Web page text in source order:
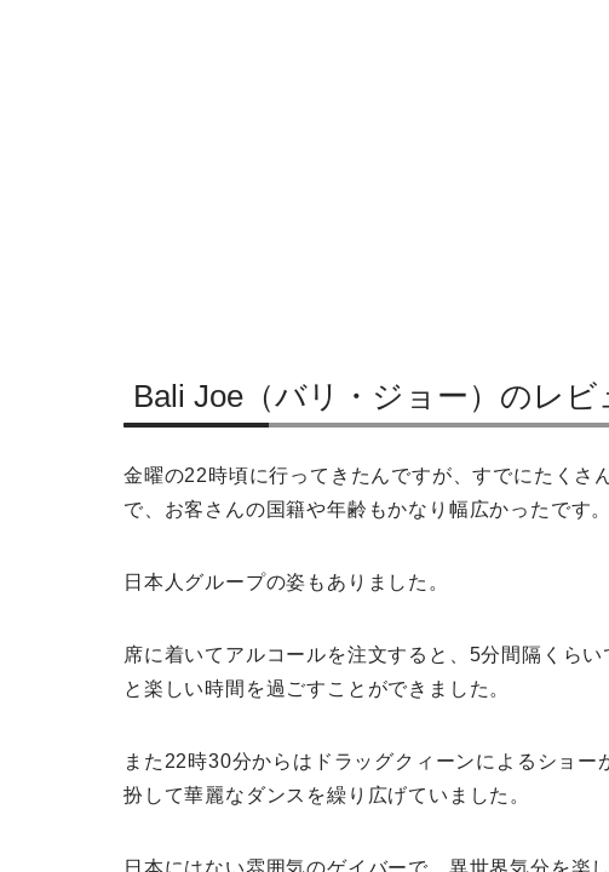
Bali Joe（バリ・ジョー）のレビ
金曜の22時頃に行ってきたんですが、すでにたくさ
で、お客さんの国籍や年齢もかなり幅広かったです。
日本人グループの姿もありました。
席に着いてアルコールを注文すると、5分間隔くら
と楽しい時間を過ごすことができました。
また22時30分からはドラッグクィーンによるショ
扮して華麗なダンスを繰り広げていました。
日本にはない雰囲気のゲイバーで、異世界気分を楽